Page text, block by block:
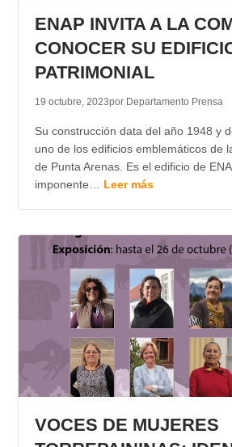
ENAP INVITA A LA
CONOCER SU
PATRIMONIAL
19 octubre, 2023por Departamento Prensa
Su construcción data del año 1948 y
uno de los edificios emblemáticos de
de Punta Arenas. Es el edificio de
imponente… Leer más
VOCES DE MUJERES